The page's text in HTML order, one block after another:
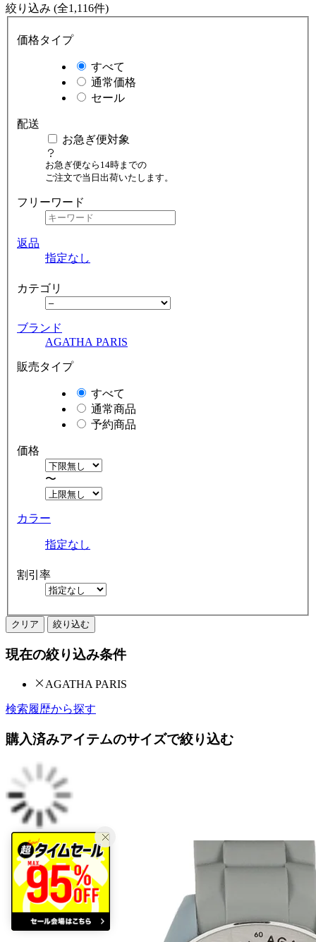
絞り込み (全1,116件)
価格タイプ
すべて
通常価格
セール
配送
お急ぎ便対象
お急ぎ便なら14時までの
ご注文で当日出荷いたします。
フリーワード
返品
指定なし
カテゴリ
ブランド
AGATHA PARIS
販売タイプ
すべて
通常商品
予約商品
価格
〜
カラー
指定なし
割引率
クリア 絞り込む
現在の絞り込み条件
AGATHA PARIS
検索履歴から探す
購入済みアイテムのサイズで絞り込む